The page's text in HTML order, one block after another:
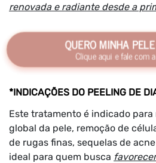
renovada e radiante desde a
QUERO MINHA
Clique aqui e fale com
*INDICAÇÕES DO PEELING DE
Este tratamento é indicado
global da pele, remoção de
de rugas finas, sequelas de
ideal para quem busca